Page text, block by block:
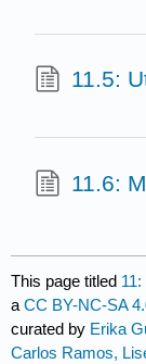
11.5:
11.6:
This page titled
aCC BY-NC-SA
curated by Erika
Carlos Ramos,